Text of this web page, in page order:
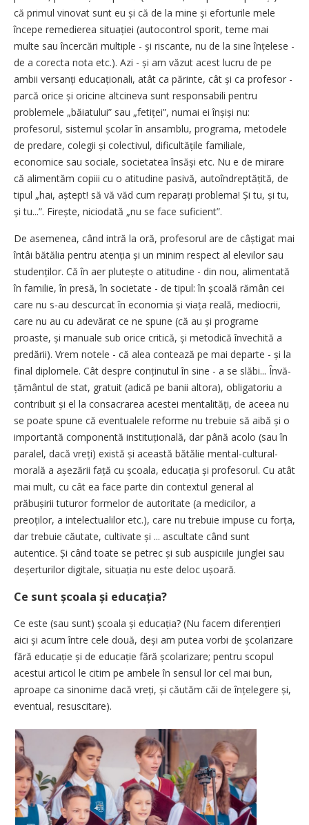
că primul vinovat sunt eu și că de la mine și eforturile mele
începe remedierea si­tuației (autocontrol sporit, teme mai
multe sau încercări multiple - și riscante, nu de la sine înțelese -
de a corecta nota etc.). Azi - și am văzut acest lucru de pe
ambii versanți educaționali, atât ca părinte, cât și ca profesor -
parcă orice și oricine altcineva sunt responsabili pentru
problemele „băiatului” sau „fetiței”, numai ei înșiși nu:
profesorul, sistemul școlar în ansamblu, programa, metodele
de predare, colegii și colectivul, dificultățile familiale,
economice sau sociale, societatea însăși etc. Nu e de mirare
că alimentăm copiii cu o atitudine pasivă, autoîndreptățită, de
tipul „hai, aștept! să vă văd cum reparați problema! Și tu, și tu,
și tu...”. Firește, niciodată „nu se face suficient”.
De asemenea, când intră la oră, profesorul are de câștigat mai
întâi bătălia pentru atenția și un minim respect al elevilor sau
studenților. Că în aer plutește o atitudine - din nou, alimentată
în familie, în presă, în societate - de tipul: în școală rămân cei
care nu s-au descurcat în economia și viața reală, mediocrii,
care nu au cu adevărat ce ne spune (că au și programe
proaste, și manuale sub orice critică, și metodică învechită a
predării). Vrem notele - că alea contează pe mai departe - și la
final diplomele. Cât despre con­ținutul în sine - a se slăbi... Învă­
țământul de stat, gratuit (adică pe banii altora), obligatoriu a
contribuit și el la consacrarea acestei mentalități, de aceea nu
se poate spune că eventualele reforme nu trebuie să aibă și o
importantă componentă institu­țională, dar până acolo (sau în
paralel, dacă vreți) există și această bătălie mental-cultu­ral-
morală a așezării față cu școala, educația și profesorul. Cu atât
mai mult, cu cât ea face parte din contextul general al
prăbușirii tuturor formelor de autoritate (a medicilor, a
preoților, a intelectualilor etc.), care nu trebuie impuse cu forța,
dar trebuie căutate, cultivate și ... ascultate când sunt
autentice. Și când toate se petrec și sub auspiciile junglei sau
deșerturilor digitale, situația nu este deloc ușoară.
Ce sunt școala și educația?
Ce este (sau sunt) școala și educația? (Nu facem diferențieri
aici și acum între cele două, deși am putea vorbi de școlarizare
fără educație și de educație fără școla­rizare; pentru scopul
acestui articol le citim pe ambele în sensul lor cel mai bun,
aproape ca sinonime dacă vreți, și căutăm căi de înțelegere și,
eventual, resuscitare).